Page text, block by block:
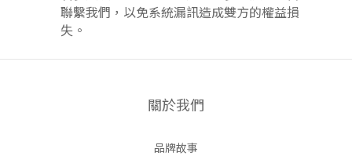
聯繫我們，以免系統漏訊造成雙方的權益損
失。
關於我們
品牌故事